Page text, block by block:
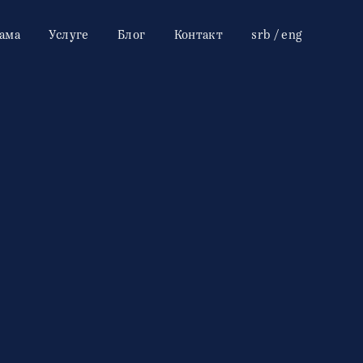
Услуге Блог Контакт srb /eng